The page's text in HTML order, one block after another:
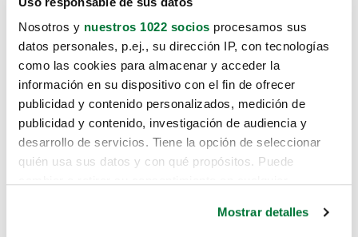
Nosotros y nuestros 1022 socios procesamos sus
datos personales, p.ej., su dirección IP, con tecnologías
como las cookies para almacenar y acceder la
información en su dispositivo con el fin de ofrecer
publicidad y contenido personalizados, medición de
publicidad y contenido, investigación de audiencia y
desarrollo de servicios. Tiene la opción de seleccionar
quién usa sus datos y con qué propósitos. Puede
Mostrar detalles
Lo sentimos, no sabemos como
te hemos traido hasta aquí.
Pero puedes encontrar el coche que estás
buscando en alguno de estos enlaces: